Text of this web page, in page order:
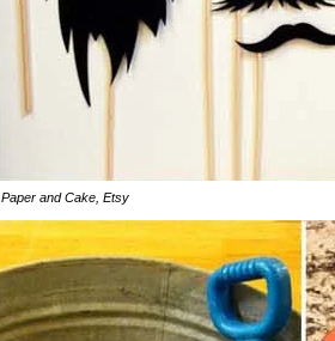
Paper and Cake Etsy